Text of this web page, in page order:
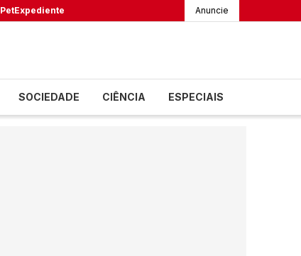
PetExpediente Anuncie
SOCIEDADE CIÊNCIA ESPECIAIS